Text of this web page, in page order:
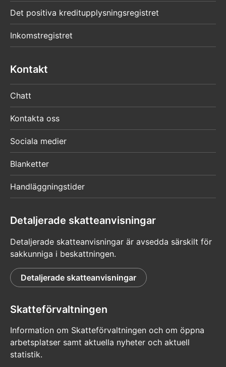
Det positiva kreditupplysningsregistret
Inkomstregistret
Kontakt
Chatt
Kontakta oss
Sociala medier
Blanketter
Handläggningstider
Detaljerade skatteanvisningar
Detaljerade skatteanvisningar är avsedda särskilt för
sakkunniga i beskattningen.
Detaljerade skatteanvisningar
Skatteförvaltningen
Information om Skatteförvaltningen och om öppna
arbetsplatser samt aktuella nyheter och aktuell
statistik.